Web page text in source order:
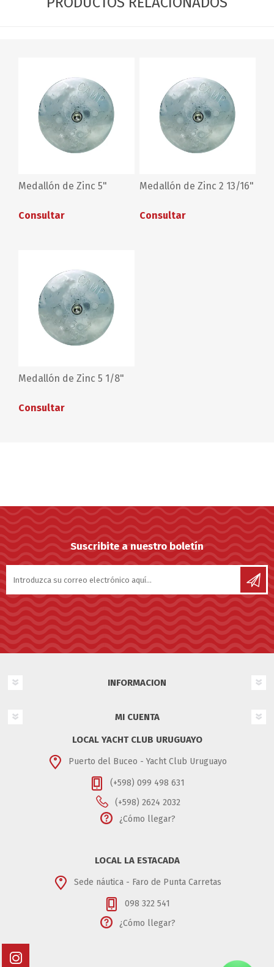
Medallón de Zinc 5"
Consultar
Medallón de Zinc 2 13/16"
Consultar
Medallón de Zinc 5 1/8"
Consultar
Suscribite a nuestro boletín
INFORMACION
MI CUENTA
LOCAL YACHT CLUB URUGUAYO
Puerto del Buceo - Yacht Club Uruguayo
(+598) 099 498 631
(+598) 2624 2032
¿Cómo llegar?
LOCAL LA ESTACADA
Sede náutica - Faro de Punta Carretas
098 322 541
¿Cómo llegar?